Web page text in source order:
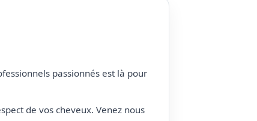
passionnés est là pour
de vos cheveux. Venez nous